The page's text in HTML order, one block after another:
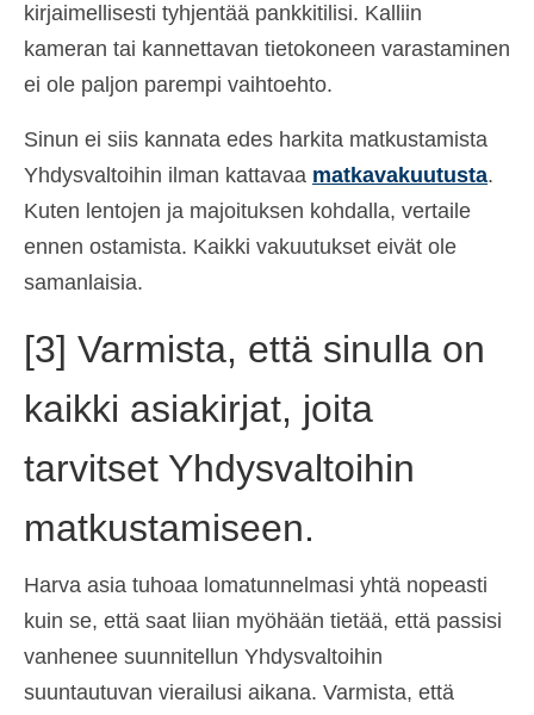
kirjaimellisesti tyhjentää pankkitilisi. Kalliin
kameran tai kannettavan tietokoneen varastaminen
ei ole paljon parempi vaihtoehto.
Sinun ei siis kannata edes harkita matkustamista
Yhdysvaltoihin ilman kattavaa matkavakuutusta.
Kuten lentojen ja majoituksen kohdalla, vertaile
ennen ostamista. Kaikki vakuutukset eivät ole
samanlaisia.
[3] Varmista, että sinulla on
kaikki asiakirjat, joita
tarvitset Yhdysvaltoihin
matkustamiseen.
Harva asia tuhoaa lomatunnelmasi yhtä nopeasti
kuin se, että saat liian myöhään tietää, että passisi
vanhenee suunnitellun Yhdysvaltoihin
suuntautuvan vierailusi aikana. Varmista, että